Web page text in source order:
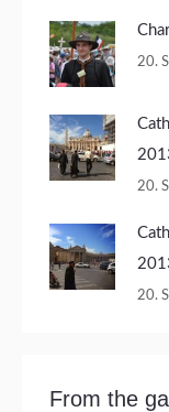
20.
20.
20.
From the